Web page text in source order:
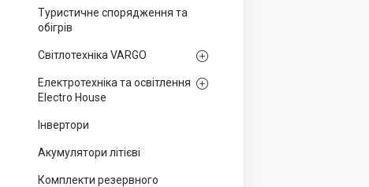
Туристичне спорядження та
обігрів
Світлотехніка VARGO
Електротехніка та освітлення
Electro House
Інвертори
Акумулятори літієві
Комплекти резервного